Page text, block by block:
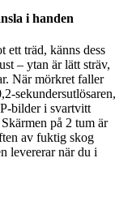
i handen
träd, känns dess
– ytan är lätt sträv,
När mörkret faller
sekundersutlösaren,
bilder i svartvitt
på 2 tum är
av fuktig skog
levererar när du i